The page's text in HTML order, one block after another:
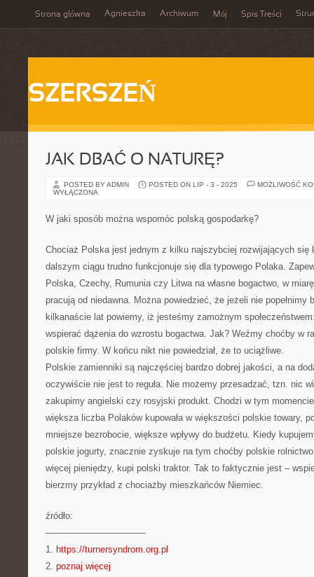
Strona główna Agnieszka Archiwum Mój Spis Treści
SZERSZEŃ
JAK DBAĆ O NATURĘ?
POSTED BY ADMIN POSTED ON LIP - 3 - 2025
MOŻLIWOŚĆ
WYŁĄCZONA
W jaki sposób można wspomóc polską gospodarkę?
Chociaż Polska jest jednym z kilku najszybciej rozwijających się
dalszym ciągu trudno funkcjonuje się dla typowego Polaka.
Polska, Czechy, Rumunia czy Litwa na własne bogactwo, w
pracują od niedawna. Można powiedzieć, że jeżeli nie popełnimy
kilkanaście lat powiemy, iż jesteśmy zamożnym
wspierać dążenia do wzrostu bogactwa. Jak? Weźmy choćby w
polskie firmy. W końcu nikt nie powiedział, że to uciążliwe.
Polskie zamienniki są najczęściej bardzo dobrej jakości, a na
oczywiście nie jest to reguła. Nie możemy przesadzać, tzn. nic
zakupimy angielski czy rosyjski produkt. Chodzi w tym
większa liczba Polaków kupowała w większości polskie towary,
mniejsze bezrobocie, większe wpływy do budżetu. Kiedy
polskie jogurty, znacznie zyskuje na tym choćby polskie
więcej pieniędzy, kupi polski traktor. Tak to faktycznie jest –
bierzmy przykład z chociażby mieszkańców Niemiec.
źródło:
———————————
1. https://turnersyndrom.org.pl
2. poznaj więcej